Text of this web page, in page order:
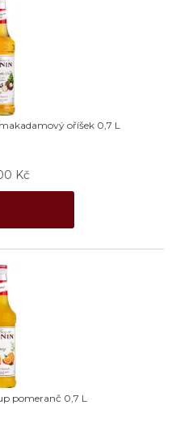
oříšek 0,7 L
Kč
pomeranč 0,7 L